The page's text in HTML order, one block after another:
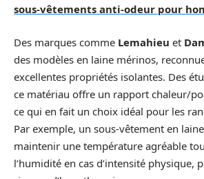
sous-vêtements anti-odeur pour
Des marques comme Lemahieu et
des modèles en laine mérinos,
excellentes propriétés isolantes. Des
ce matériau offre un rapport chaleur/
ce qui en fait un choix idéal pour les
Par exemple, un sous-vêtement en
maintenir une température agréable
l’humidité en cas d’intensité physique,